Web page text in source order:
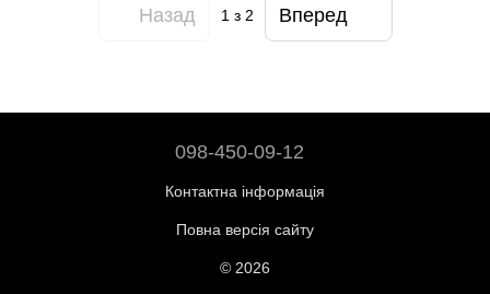
Назад 1з 2 Вперед
098-450-09-12
Контактна інформація
Повна версія сайту
© 2026